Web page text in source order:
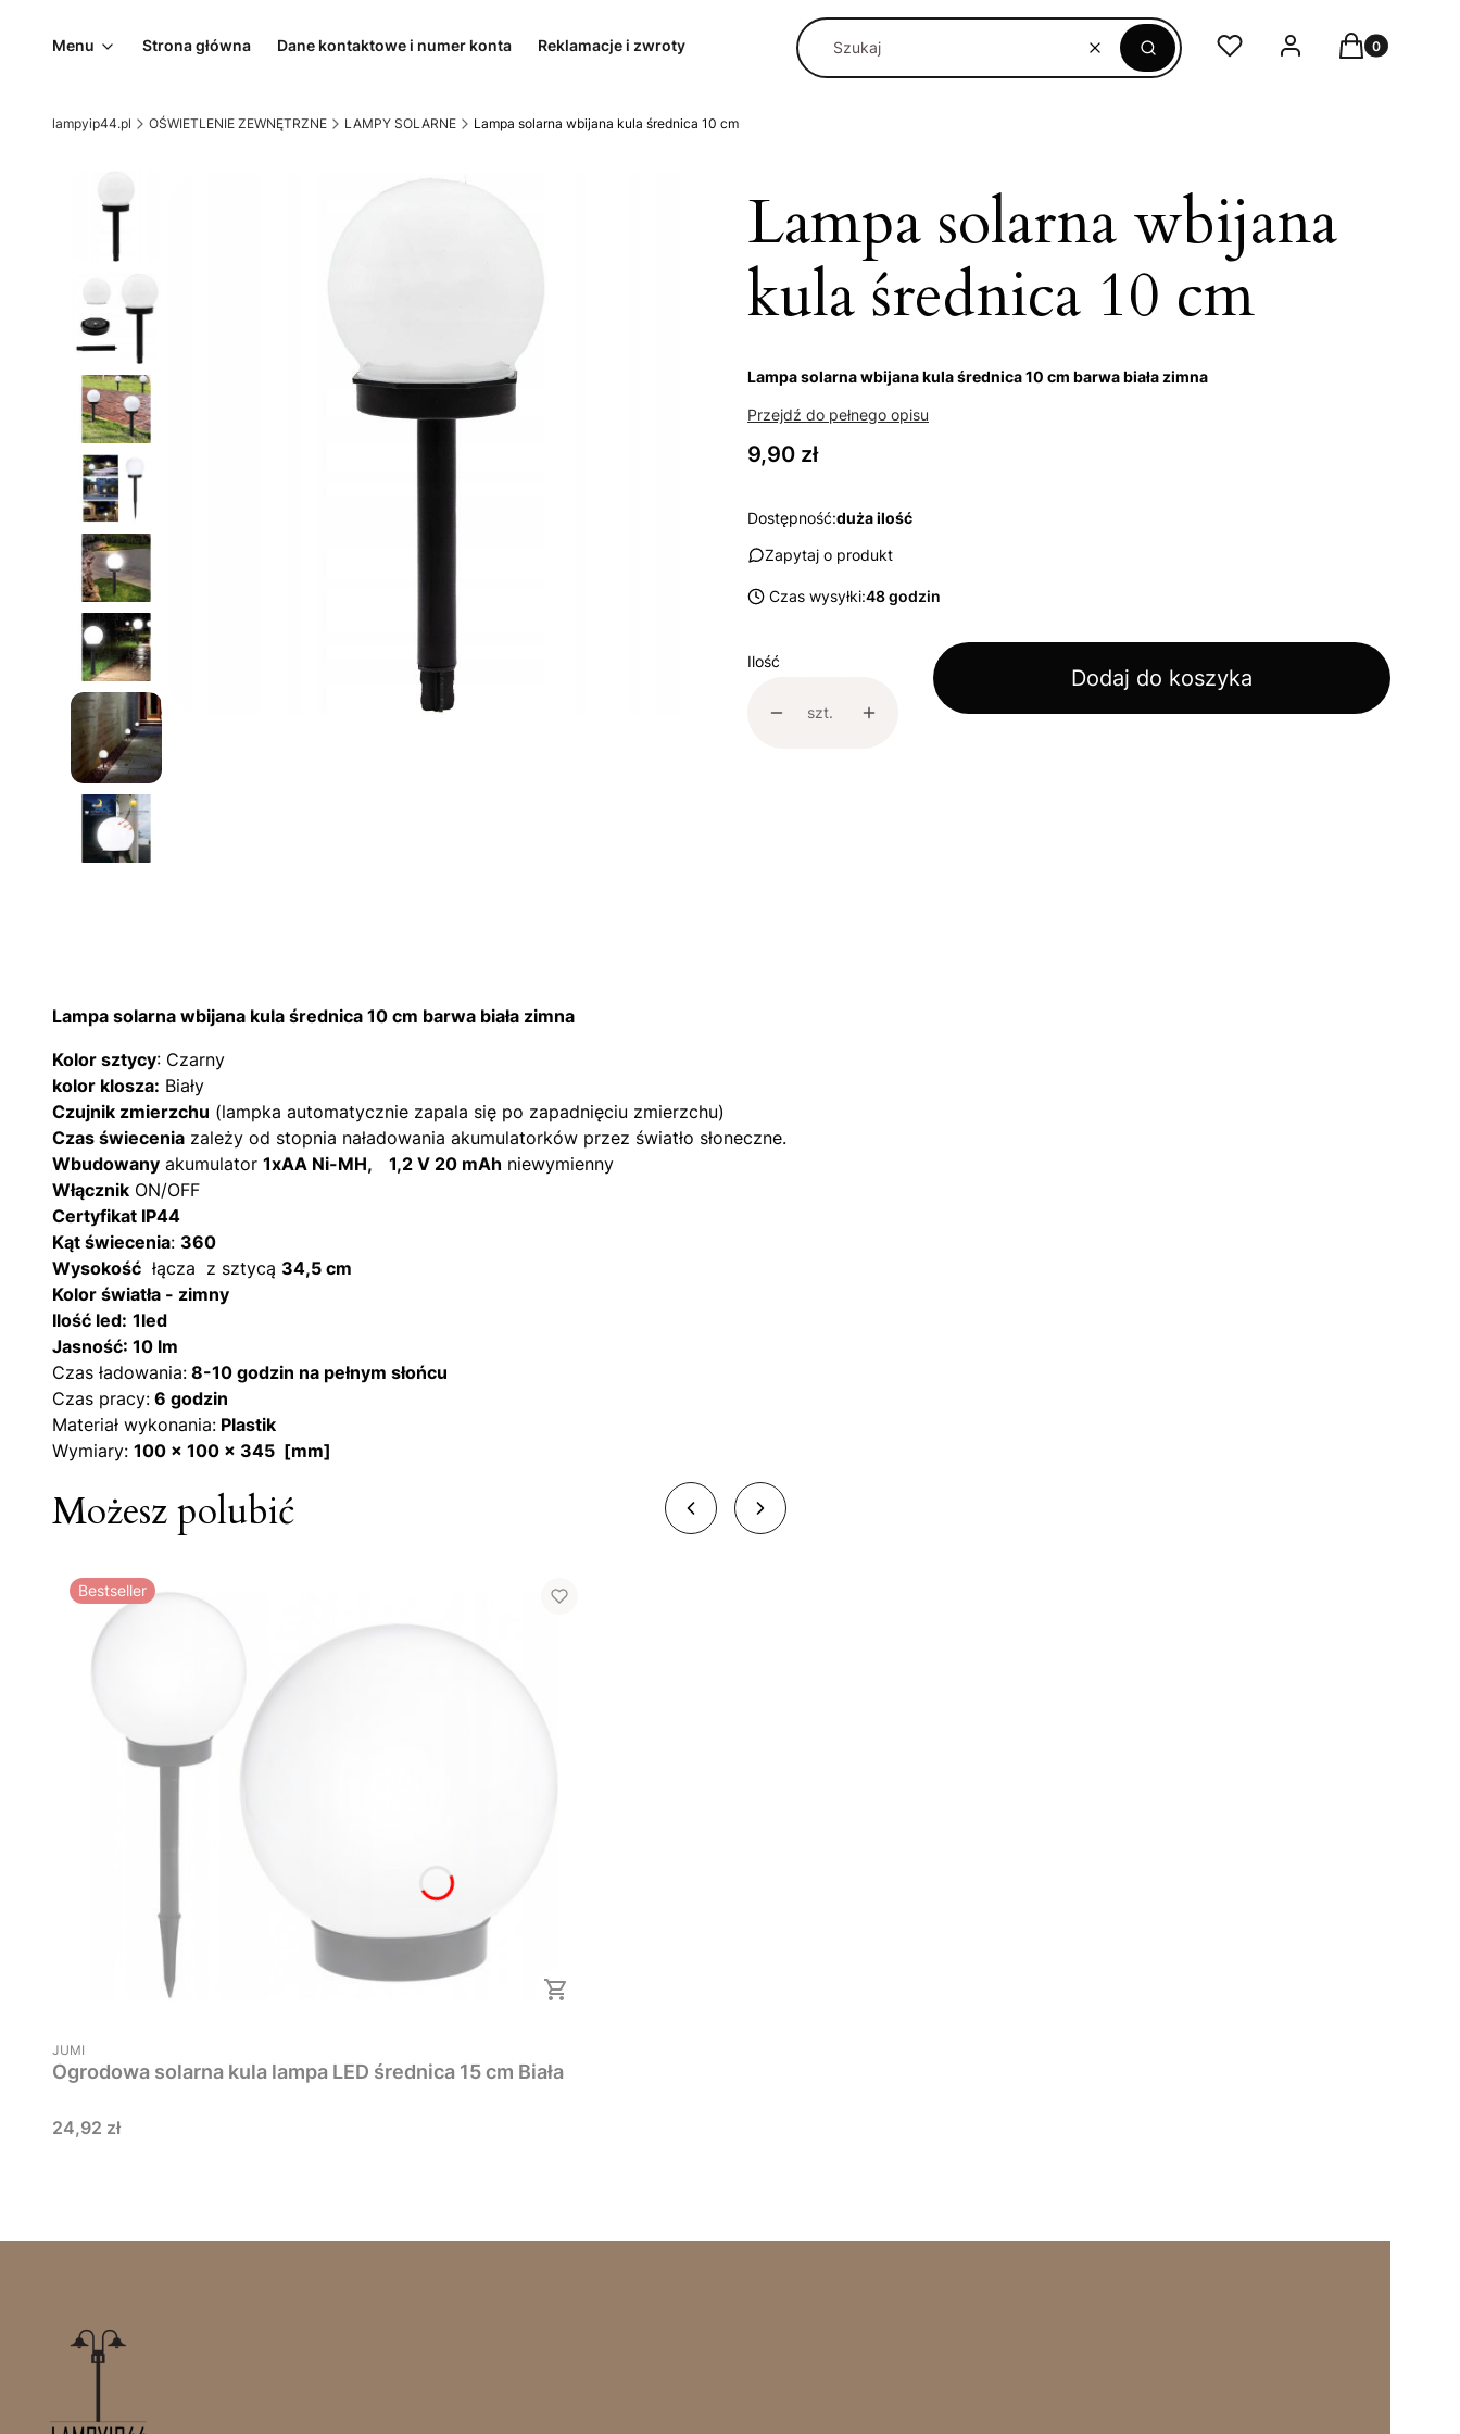
Menu Strona główna Dane kontaktowe i numer konta Reklamacje i zwroty
WyczyśćSzukaj
Ulubione Zaloguj sięProdukty w
Koszyk
lampyip44.pl OŚWIETLENIE ZEWNĘTRZNE LAMPY SOLARNE Lampa solarna wbijana kula średnica 10 cm
Lampa solarna wbijana
kula średnica 10 cm
Lampa solarna wbijana kula średnica 10 cm barwa biała zimna
Przejdź do pełnego opisu
Cena
9,90 zł
Dostępność:duża ilość
Zapytaj o produkt
Czas wysyłki:48 godzin
Ilość
szt.
Dodaj do koszyka
Lampa solarna wbijana kula średnica 10 cm barwa biała zimna
Kolor sztycy: Czarny
kolor klosza: Biały
Czujnik zmierzchu (lampka automatycznie zapala się po zapadnięciu zmierzchu)
Czas świecenia zależy od stopnia naładowania akumulatorków przez światło słoneczne.
Wbudowany akumulator 1xAA Ni-MH, 1,2 V 20 mAh niewymienny
Włącznik ON/OFF
Certyfikat IP44
Kąt świecenia: 360
Wysokość łącza z sztycą 34,5 cm
Kolor światła - zimny
Ilość led: 1led
Jasność: 10 lm
Czas ładowania: 8-10 godzin na pełnym słońcu
Czas pracy: 6 godzin
Materiał wykonania: Plastik
Wymiary: 100 x 100 x 345 [mm]
Możesz polubić
Bestseller
PRODUCENT
JUMI
Ogrodowa solarna kula lampa LED średnica 15 cm Biała
Cena
24,92 zł